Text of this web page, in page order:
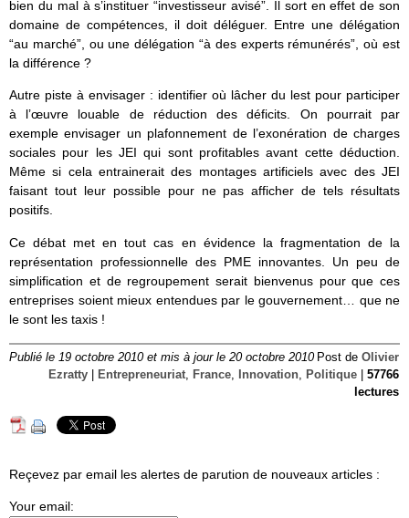
bien du mal à s’instituer “investisseur avisé”. Il sort en effet de son
domaine de compétences, il doit déléguer. Entre une délégation
“au marché”, ou une délégation “à des experts rémunérés”, où est
la différence ?
Autre piste à envisager : identifier où lâcher du lest pour participer
à l’œuvre louable de réduction des déficits. On pourrait par
exemple envisager un plafonnement de l’exonération de charges
sociales pour les JEI qui sont profitables avant cette déduction.
Même si cela entrainerait des montages artificiels avec des JEI
faisant tout leur possible pour ne pas afficher de tels résultats
positifs.
Ce débat met en tout cas en évidence la fragmentation de la
représentation professionnelle des PME innovantes. Un peu de
simplification et de regroupement serait bienvenus pour que ces
entreprises soient mieux entendues par le gouvernement… que ne
le sont les taxis !
Publié le 19 octobre 2010 et mis à jour le 20 octobre 2010 Post de Olivier
Ezratty
Entrepreneuriat France Innovation Politique
57766
lectures
Reçevez par email les alertes de parution de nouveaux articles :
Your email: